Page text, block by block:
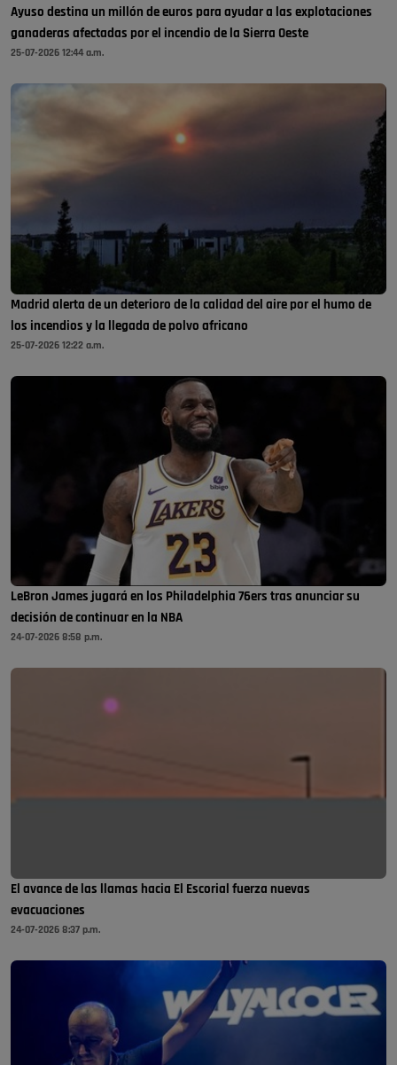
Ayuso destina un millón de euros para ayudar a las explotaciones
ganaderas afectadas por el incendio de la Sierra Oeste
25-07-2026 12:44 a.m.
Madrid alerta de un deterioro de la calidad del aire por el humo de
los incendios y la llegada de polvo africano
25-07-2026 12:22 a.m.
LeBron James jugará en los Philadelphia 76ers tras anunciar su
decisión de continuar en la NBA
24-07-2026 8:58 p.m.
El avance de las llamas hacia El Escorial fuerza nuevas
evacuaciones
24-07-2026 8:37 p.m.